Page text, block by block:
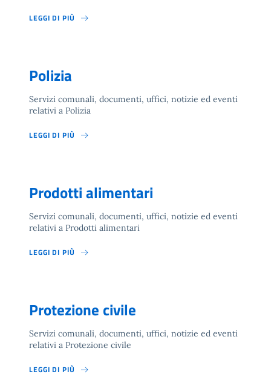
LEGGI DI PIÙ
Polizia
Servizi comunali, documenti, uffici, notizie ed eventi
relativi a Polizia
LEGGI DI PIÙ
Prodotti alimentari
Servizi comunali, documenti, uffici, notizie ed eventi
relativi a Prodotti alimentari
LEGGI DI PIÙ
Protezione civile
Servizi comunali, documenti, uffici, notizie ed eventi
relativi a Protezione civile
LEGGI DI PIÙ